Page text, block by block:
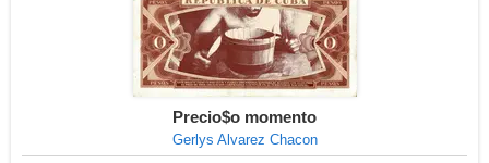
Precio$o momento
Gerlys Alvarez Chacon